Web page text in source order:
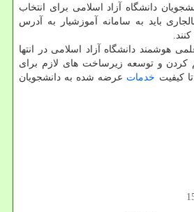
دانشگاه آزاد اسلامی برای انتخاب
باید به سامانه آموزشیار به آدرس
هوشمند دانشگاه آزاد اسلامی در انتها
کردن و توسعه زیرساخت های لازم برای
کیفیت خدمات عرضه شده به دانشجویان